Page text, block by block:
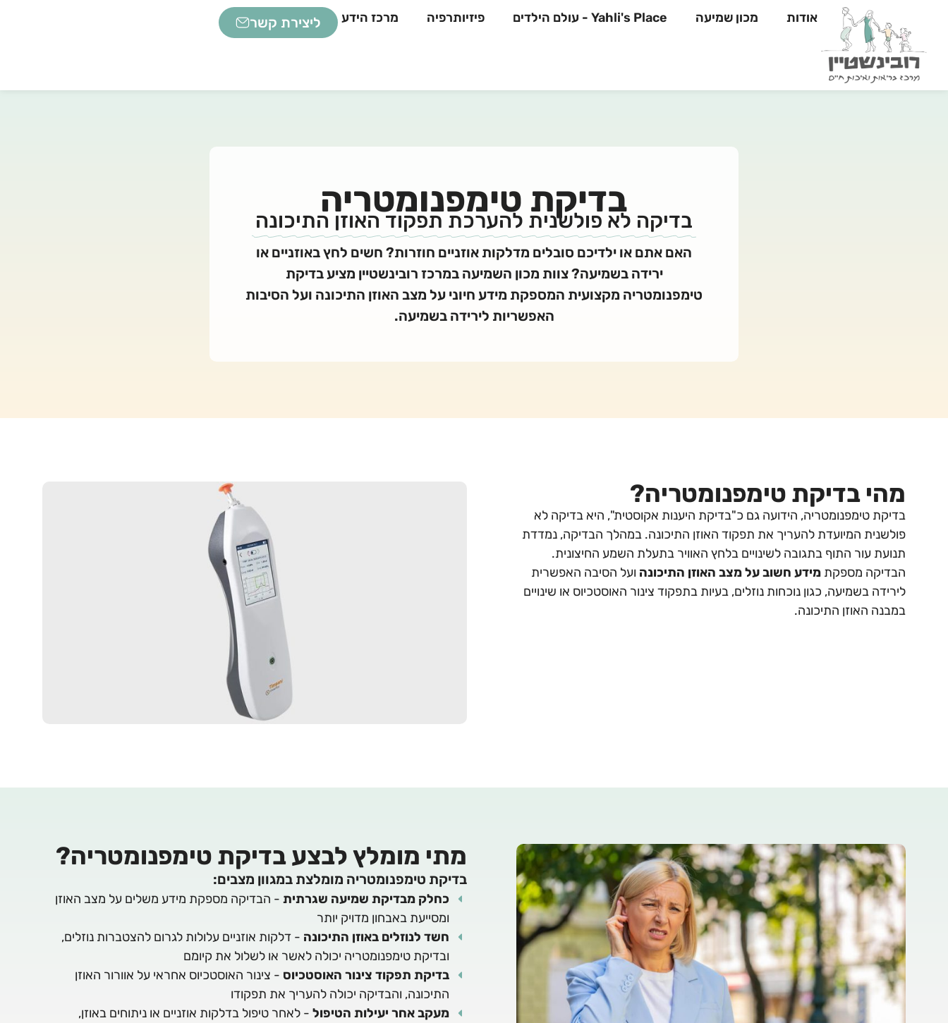
אודות מכון שמיעה Yahli's Place - עולם הילדים פיזיותרפיה מרכז הידע ליצירת קשר
בדיקת טימפנומטריה
בדיקה לא פולשנית להערכת תפקוד האוזן התיכונה
האם אתם או ילדיכם סובלים מדלקות אוזניים חוזרות? חשים לחץ באוזניים או
ירידה בשמיעה? צוות מכון השמיעה במרכז רובינשטיין מציע בדיקת
טימפנומטריה מקצועית המספקת מידע חיוני על מצב האוזן התיכונה ועל הסיבות
האפשריות לירידה בשמיעה.
מהי בדיקת טימפנומטריה?
בדיקת טימפנומטריה, הידועה גם כ"בדיקת היענות אקוסטית", היא בדיקה לא
פולשנית המיועדת להעריך את תפקוד האוזן התיכונה. במהלך הבדיקה, נמדדת
תנועת עור התוף בתגובה לשינויים בלחץ האוויר בתעלת השמע החיצונית.
הבדיקה מספקת מידע חשוב על מצב האוזן התיכונה ועל הסיבה האפשרית
לירידה בשמיעה, כגון נוכחות נוזלים, בעיות בתפקוד צינור האוסטכיוס או שינויים
במבנה האוזן התיכונה.
מתי מומלץ לבצע בדיקת טימפנומטריה?
בדיקת טימפנומטריה מומלצת במגוון מצבים:
כחלק מבדיקת שמיעה שגרתית - הבדיקה מספקת מידע משלים על מצב האוזן
ומסייעת באבחון מדויק יותר
חשד לנוזלים באוזן התיכונה - דלקות אוזניים עלולות לגרום להצטברות נוזלים,
ובדיקת טימפנומטריה יכולה לאשר או לשלול את קיומם
בדיקת תפקוד צינור האוסטכיוס - צינור האוסטכיוס אחראי על אוורור האוזן
התיכונה, והבדיקה יכולה להעריך את תפקודו
מעקב אחר יעילות הטיפול - לאחר טיפול בדלקות אוזניים או ניתוחים באוזן,